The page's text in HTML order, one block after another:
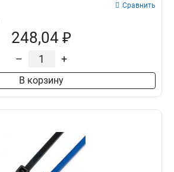
Сравнить
248,04 ₽
– +
В корзину